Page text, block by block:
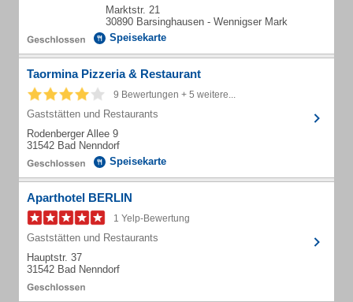
Marktstr. 21
30890 Barsinghausen - Wennigser Mark
Speisekarte
Taormina Pizzeria & Restaurant
9 Bewertungen + 5 weitere...
Gaststätten und Restaurants
Rodenberger Allee 9
31542 Bad Nenndorf
Speisekarte
Aparthotel BERLIN
1 Yelp-Bewertung
Gaststätten und Restaurants
Hauptstr. 37
31542 Bad Nenndorf